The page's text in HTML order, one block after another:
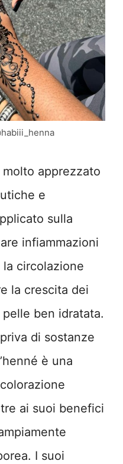
molto apprezzato
e
sulla
infiammazioni
circolazione
la crescita dei
ben idratata.
di sostanze
è una
ai suoi benefici
I suoi